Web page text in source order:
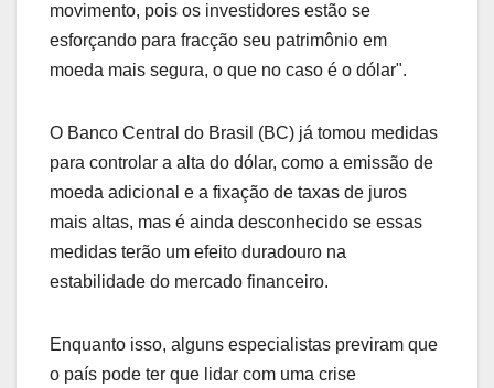
movimento, pois os investidores estão se
esforçando para fracção seu patrimônio em
moeda mais segura, o que no caso é o dólar".
O Banco Central do Brasil (BC) já tomou medidas
para controlar a alta do dólar, como a emissão de
moeda adicional e a fixação de taxas de juros
mais altas, mas é ainda desconhecido se essas
medidas terão um efeito duradouro na
estabilidade do mercado financeiro.
Enquanto isso, alguns especialistas previram que
o país pode ter que lidar com uma crise